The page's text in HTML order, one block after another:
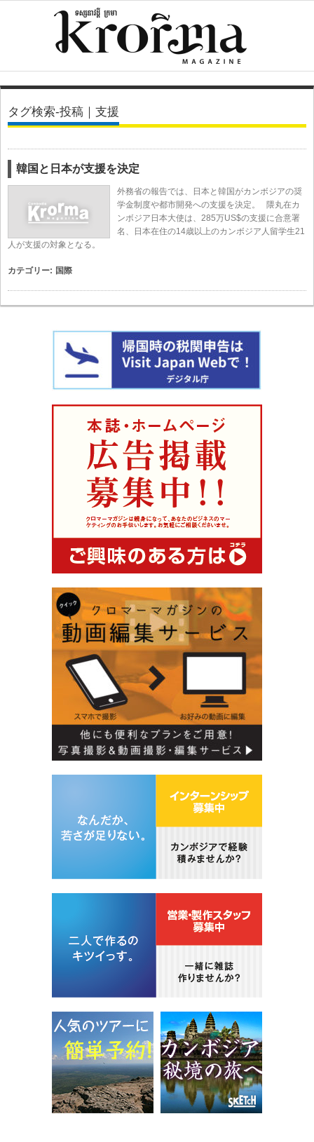
タグ検索-投稿｜支援
韓国と日本が支援を決定
外務省の報告では、日本と韓国がカンボジアの奨
学金制度や都市開発への支援を決定。 隈丸在カ
ンボジア日本大使は、285万US$の支援に合意署
名、日本在住の14歳以上のカンボジア人留学生21
人が支援の対象となる。
カテゴリー: 国際